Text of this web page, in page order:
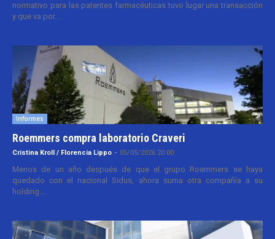
normativo para las patentes farmacéuticas tuvo lugar una transacción
y que va por...
Informes
Roemmers compra laboratorio Craveri
Cristina Kroll / Florencia Lippo - 05/05/2026 20:00
Menos de un año después de que el grupo Roemmers se haya
quedado con el nacional Sidus, ahora suma otra compañía a su
holding....